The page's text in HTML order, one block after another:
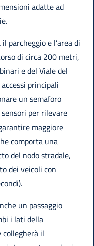
adatte ad
parcheggio e l’area di
di circa 200 metri,
e del Viale del
principali
un semaforo
per rilevare
maggiore
comporta una
del nodo stradale,
dei veicoli con
un passaggio
i lati della
collegherà il